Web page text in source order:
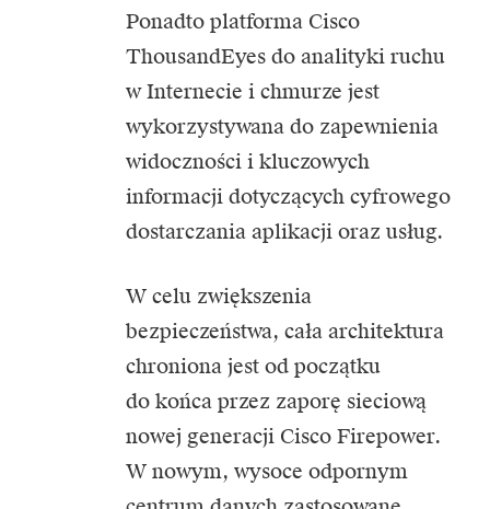
Ponadto platforma Cisco
ThousandEyes do analityki ruchu
w Internecie i chmurze jest
wykorzystywana do zapewnienia
widoczności i kluczowych
informacji dotyczących cyfrowego
dostarczania aplikacji oraz usług.
W celu zwiększenia
bezpieczeństwa, cała architektura
chroniona jest od początku
do końca przez zaporę sieciową
nowej generacji Cisco Firepower.
W nowym, wysoce odpornym